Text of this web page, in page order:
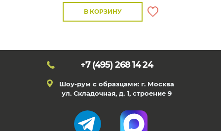
В КОРЗИНУ
+7 (495) 268 14 24
Шоу-рум с образцами: г. Москва
ул. Складочная, д. 1, строение 9